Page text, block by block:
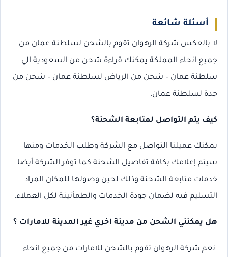
أسئلة شائعة
لا بالعكس شركة الرهوان تقوم بالشحن لسلطنة عمان من
جميع انحاء المملكة يمكنك قراءة شحن من السعودية الي
سلطنة عمان – شحن من الرياض لسلطنة عمان – شحن من
جدة لسلطنة عمان.
كيف يتم التواصل لمتابعة الشحنة؟
يمكنك عميلنا التواصل مع الشركة وطلب الخدمات ومنها
سيتم إعلامك بكافة تفاصيل الشحنة كما توفر الشركة أيضا
خدمات متابعة الشحنة وذلك لحين وصولها للمكان المراد
التسليم فيه لضمان جودة الخدمات والطمأنينة لكل العملاء.
هل يمكنني الشحن من مدينة اخري غير المدينة للامارات ؟
نعم شركة الرهوان تقوم بالشحن للامارات من جميع انحاء